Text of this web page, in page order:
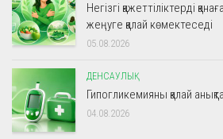
Негізгі қажеттіліктерді
жеңуге қалай көмектеседі
05.08.2026
ДЕНСАУЛЫҚ
Гипогликемияны қалай
04.08.2026